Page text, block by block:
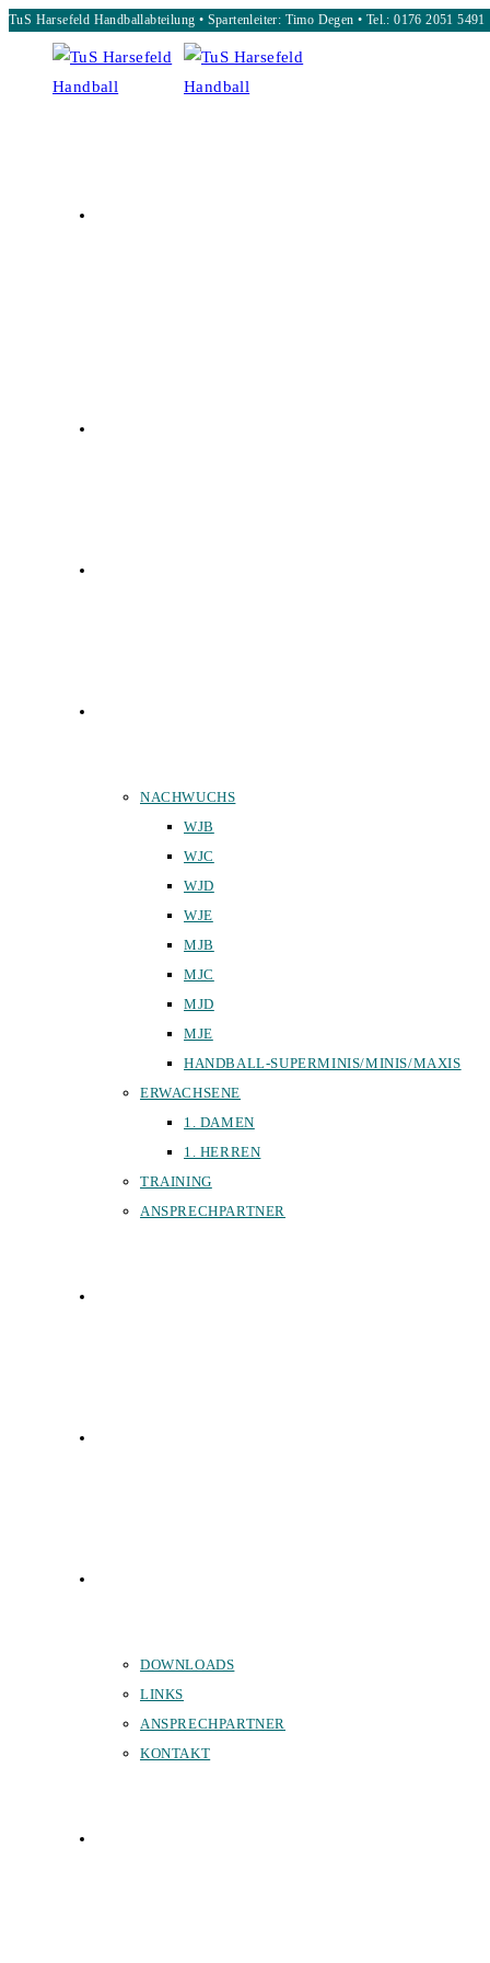
Zum
springen
TuS Harsefeld Handballabteilung • Spartenleiter: Timo Degen • Tel.: 0176 2051 5491
NACHWUCHS
WJB
WJC
WJD
WJE
MJB
MJC
MJD
MJE
HANDBALL-SUPERMINIS/MINIS/MAXIS
ERWACHSENE
1. DAMEN
1. HERREN
TRAINING
ANSPRECHPARTNER
DOWNLOADS
LINKS
ANSPRECHPARTNER
KONTAKT